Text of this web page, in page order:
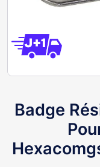
Badge